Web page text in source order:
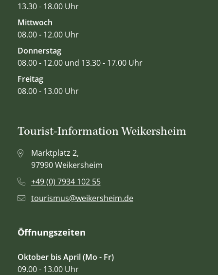
13.30 - 18.00 Uhr
Mittwoch
08.00 - 12.00 Uhr
Donnerstag
08.00 - 12.00 und 13.30 - 17.00 Uhr
Freitag
08.00 - 13.00 Uhr
Tourist-Information Weikersheim
Marktplatz 2,
97990 Weikersheim
+49 (0) 7934 102 55
tourismus@weikersheim.de
Öffnungszeiten
Oktober bis April (Mo - Fr)
09.00 - 13.00 Uhr